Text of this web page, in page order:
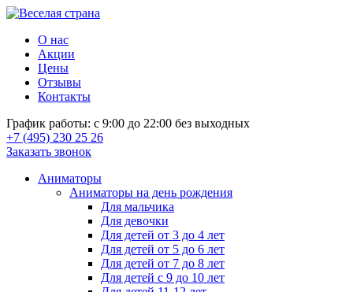
О нас
Акции
Цены
Отзывы
Контакты
График работы: с 9:00 до 22:00 без выходных
+7 (495) 230 25 26
Заказать звонок
Аниматоры
Аниматоры на день рождения
Для мальчика
Для девочки
Для детей от 3 до 4 лет
Для детей от 5 до 6 лет
Для детей от 7 до 8 лет
Для детей с 9 до 10 лет